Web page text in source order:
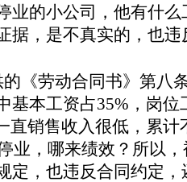
业的小公司，他有什
据，是不真实的，也
《劳动合同书》第八
基本工资占35% ，岗
直销售收入很低，累计
业，哪来绩效？所以
定，也违反合同约定